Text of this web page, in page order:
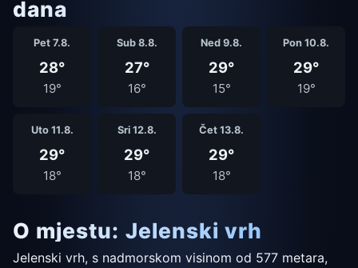
dana
Pet 7.8.
28°
19°
Sub 8.8.
27°
16°
Ned 9.8.
29°
15°
Pon 10.8.
29°
19°
Uto 11.8.
29°
18°
Sri 12.8.
29°
18°
Čet 13.8.
29°
18°
O mjestu: Jelenski vrh
Jelenski vrh, s nadmorskom visinom od 577 metara,